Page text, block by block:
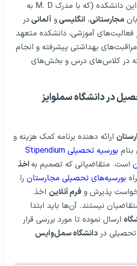
می‌دهد. برنامه پزشکی این دانشکده (که با مدرک M. D به
مجارستانی، انگلیسیو آلمانی در
آموزشی، دانشکده متعهد
مراقبت‌های بهداشتی پیشرفته و انجام
در کلاس‌های درس و بخش‌های
در دانشگاه سملوایز
ارائه دهنده برنامه کمک هزینه و
بورسیه تحصیلی Stipendium
است. متقاضیانی که تصمیم به اخذ
بورسیه‌های تحصیلی مجارستان را
پذیرش و فرم آنلاین اخذ
نیستند. آن‌ها باید ابتدا
ارسال نموده تا مورد بررسی قرار
در دانشگاه سمل‌وایس